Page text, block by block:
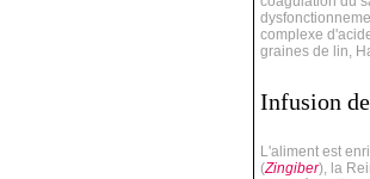
complexe
graines de lin,
Infusion
L'aliment est
(Zingiber), la